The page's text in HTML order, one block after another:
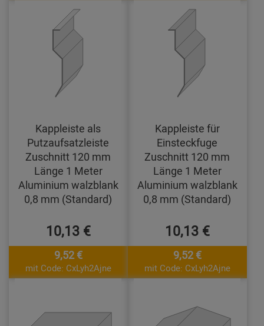
Kappleiste als
Putzaufsatzleiste
Zuschnitt 120 mm
Länge 1 Meter
Aluminium walzblank
0,8 mm (Standard)
10,13 €
9,52 €
mit Code: CxLyh2Ajne
Kappleiste für
Einsteckfuge
Zuschnitt 120 mm
Länge 1 Meter
Aluminium walzblank
0,8 mm (Standard)
10,13 €
9,52 €
mit Code: CxLyh2Ajne